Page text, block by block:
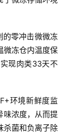
的零冲击微微冻
冻仓内温度保
现肉类33天不
环境新鲜度监
味浓度，从而提
杀菌和负离子除